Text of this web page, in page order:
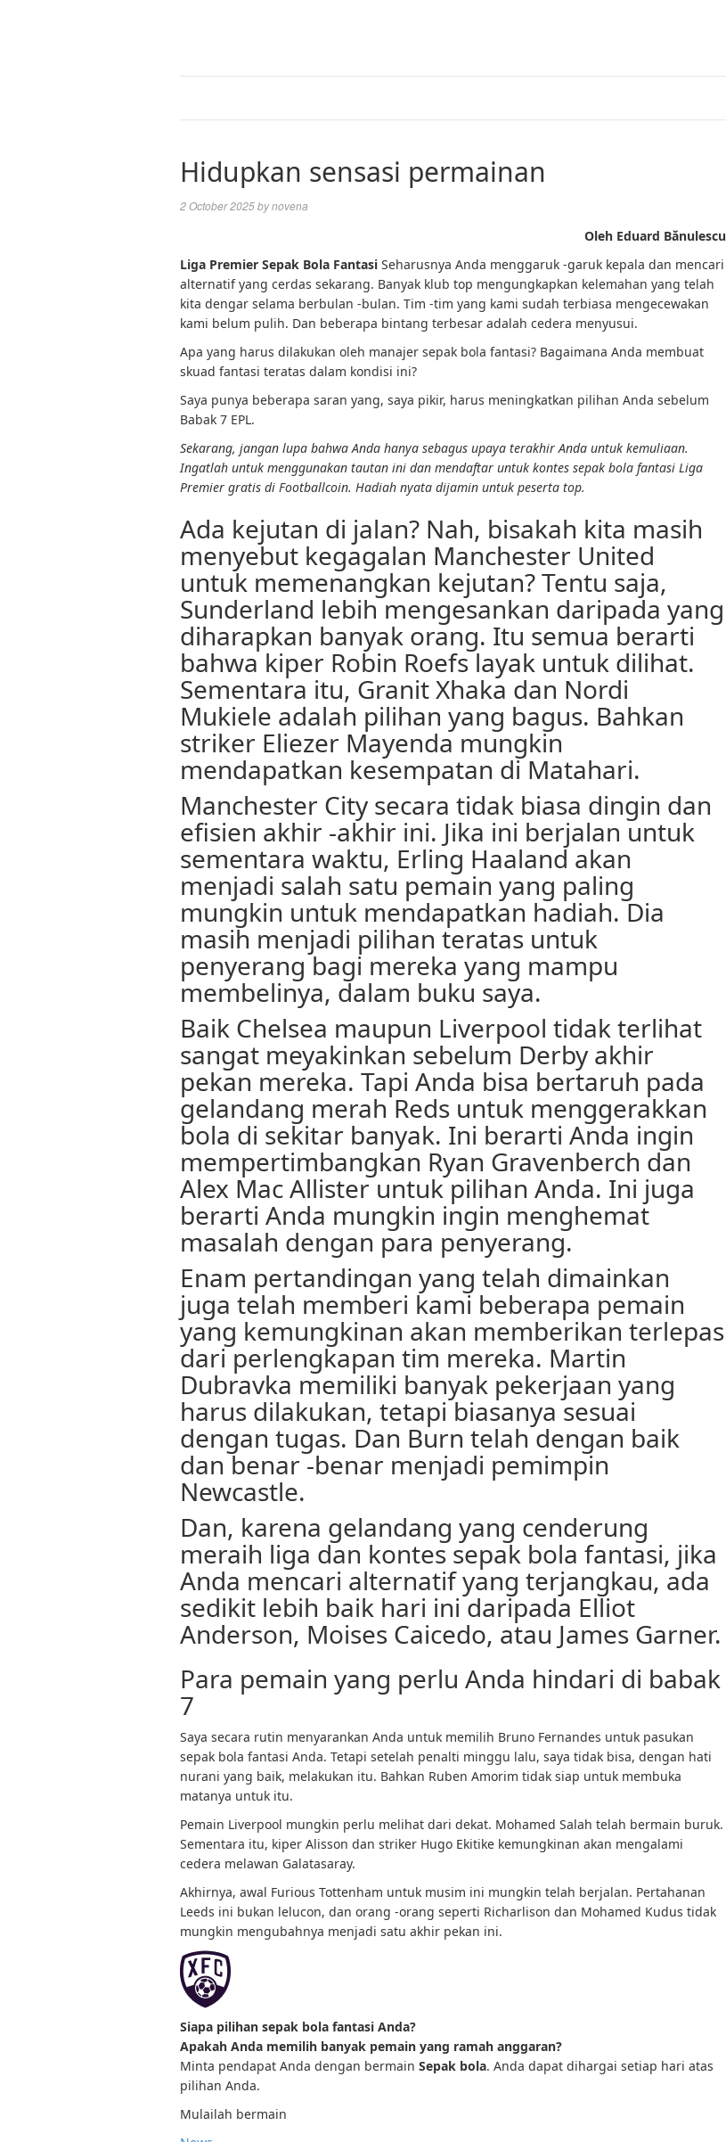
Hidupkan sensasi permainan
2 October 2025bynovena
Oleh Eduard Bănulescu
Liga Premier Sepak Bola Fantasi Seharusnya Anda menggaruk -garuk kepala dan mencari
alternatif yang cerdas sekarang. Banyak klub top mengungkapkan kelemahan yang telah
kita dengar selama berbulan -bulan. Tim -tim yang kami sudah terbiasa mengecewakan
kami belum pulih. Dan beberapa bintang terbesar adalah cedera menyusui.
Apa yang harus dilakukan oleh manajer sepak bola fantasi? Bagaimana Anda membuat
skuad fantasi teratas dalam kondisi ini?
Saya punya beberapa saran yang, saya pikir, harus meningkatkan pilihan Anda sebelum
Babak 7 EPL.
Sekarang, jangan lupa bahwa Anda hanya sebagus upaya terakhir Anda untuk kemuliaan.
Ingatlah untuk menggunakan tautan ini dan mendaftar untuk kontes sepak bola fantasi Liga
Premier gratis di Footballcoin. Hadiah nyata dijamin untuk peserta top.
Ada kejutan di jalan? Nah, bisakah kita masih
menyebut kegagalan Manchester United
untuk memenangkan kejutan? Tentu saja,
Sunderland lebih mengesankan daripada yang
diharapkan banyak orang. Itu semua berarti
bahwa kiper Robin Roefs layak untuk dilihat.
Sementara itu, Granit Xhaka dan Nordi
Mukiele adalah pilihan yang bagus. Bahkan
striker Eliezer Mayenda mungkin
mendapatkan kesempatan di Matahari.
Manchester City secara tidak biasa dingin dan
efisien akhir -akhir ini. Jika ini berjalan untuk
sementara waktu, Erling Haaland akan
menjadi salah satu pemain yang paling
mungkin untuk mendapatkan hadiah. Dia
masih menjadi pilihan teratas untuk
penyerang bagi mereka yang mampu
membelinya, dalam buku saya.
Baik Chelsea maupun Liverpool tidak terlihat
sangat meyakinkan sebelum Derby akhir
pekan mereka. Tapi Anda bisa bertaruh pada
gelandang merah Reds untuk menggerakkan
bola di sekitar banyak. Ini berarti Anda ingin
mempertimbangkan Ryan Gravenberch dan
Alex Mac Allister untuk pilihan Anda. Ini juga
berarti Anda mungkin ingin menghemat
masalah dengan para penyerang.
Enam pertandingan yang telah dimainkan
juga telah memberi kami beberapa pemain
yang kemungkinan akan memberikan terlepas
dari perlengkapan tim mereka. Martin
Dubravka memiliki banyak pekerjaan yang
harus dilakukan, tetapi biasanya sesuai
dengan tugas. Dan Burn telah dengan baik
dan benar -benar menjadi pemimpin
Newcastle.
Dan, karena gelandang yang cenderung
meraih liga dan kontes sepak bola fantasi, jika
Anda mencari alternatif yang terjangkau, ada
sedikit lebih baik hari ini daripada Elliot
Anderson, Moises Caicedo, atau James Garner.
Para pemain yang perlu Anda hindari di babak
7
Saya secara rutin menyarankan Anda untuk memilih Bruno Fernandes untuk pasukan
sepak bola fantasi Anda. Tetapi setelah penalti minggu lalu, saya tidak bisa, dengan hati
nurani yang baik, melakukan itu. Bahkan Ruben Amorim tidak siap untuk membuka
matanya untuk itu.
Pemain Liverpool mungkin perlu melihat dari dekat. Mohamed Salah telah bermain buruk.
Sementara itu, kiper Alisson dan striker Hugo Ekitike kemungkinan akan mengalami
cedera melawan Galatasaray.
Akhirnya, awal Furious Tottenham untuk musim ini mungkin telah berjalan. Pertahanan
Leeds ini bukan lelucon, dan orang -orang seperti Richarlison dan Mohamed Kudus tidak
mungkin mengubahnya menjadi satu akhir pekan ini.
Siapa pilihan sepak bola fantasi Anda?
Apakah Anda memilih banyak pemain yang ramah anggaran?
Minta pendapat Anda dengan bermain Sepak bola. Anda dapat dihargai setiap hari atas
pilihan Anda.
Mulailah bermain